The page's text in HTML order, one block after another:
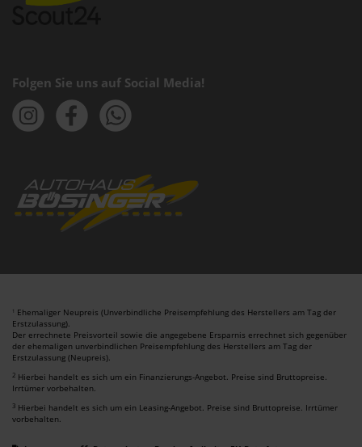
Folgen Sie uns auf Social Media!
1 Ehemaliger Neupreis (Unverbindliche Preisempfehlung des Herstellers am Tag der
Erstzulassung).
Der errechnete Preisvorteil sowie die angegebene Ersparnis errechnet sich gegenüber
der ehemaligen unverbindlichen Preisempfehlung des Herstellers am Tag der
Erstzulassung (Neupreis).
2 Hierbei handelt es sich um ein Finanzierungs-Angebot. Preise sind Bruttopreise.
Irrtümer vorbehalten.
3 Hierbei handelt es sich um ein Leasing-Angebot. Preise sind Bruttopreise. Irrtümer
vorbehalten.